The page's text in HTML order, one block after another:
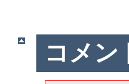
コメン